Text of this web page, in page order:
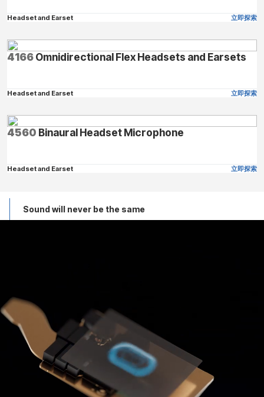
Headset and Earset 立即探索
4166Omnidirectional Flex Headsets and Earsets
Headset and Earset 立即探索
4560 Binaural Headset Microphone
Headset and Earset 立即探索
Sound will never be the same